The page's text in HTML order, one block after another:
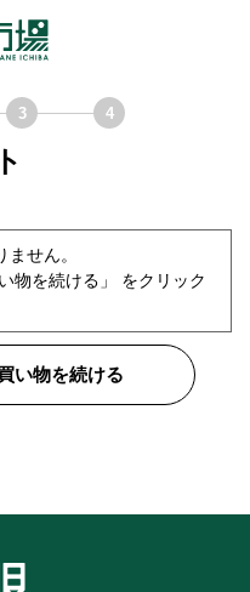
せん。
物を続ける」 をクリック
い物を続ける